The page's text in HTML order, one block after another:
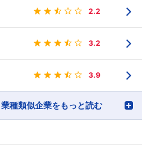
2.2
3.2
3.9
種類似企業をもっと読む